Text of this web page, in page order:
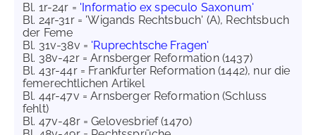
Bl. 1r-24r = 'Informatio ex speculo Saxonum'
Bl. 24r-31r = 'Wigands Rechtsbuch' (A), Rechtsbuch
der Feme
Bl. 31v-38v = 'Ruprechtsche Fragen'
Bl. 38v-42r = Arnsberger Reformation (1437)
Bl. 43r-44r = Frankfurter Reformation (1442), nur die
femerechtlichen Artikel
Bl. 44r-47v = Arnsberger Reformation (Schluss
fehlt)
Bl. 47v-48r = Gelovesbrief (1470)